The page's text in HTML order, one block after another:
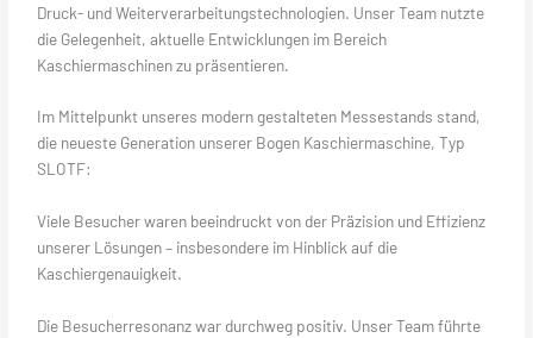
Druck- und Weiterverarbeitungstechnologien. Unser Team nutzte
die Gelegenheit, aktuelle Entwicklungen im Bereich
Kaschiermaschinen zu präsentieren.
Im Mittelpunkt unseres modern gestalteten Messestands stand,
die neueste Generation unserer Bogen Kaschiermaschine, Typ
SLOTF:
Viele Besucher waren beeindruckt von der Präzision und Effizienz
unserer Lösungen – insbesondere im Hinblick auf die
Kaschiergenauigkeit.
Die Besucherresonanz war durchweg positiv. Unser Team führte